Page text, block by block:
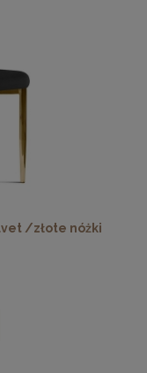
/złote nóżki